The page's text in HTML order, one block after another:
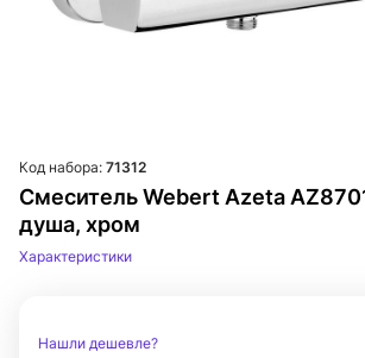
Смеситель Webert Azeta
душа, хром
Код набора: 71312
Характеристики
Нашли дешевле?